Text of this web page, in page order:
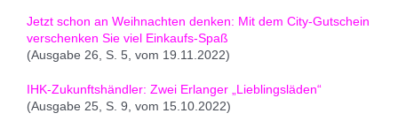
Jetzt schon an Weihnachten denken: Mit dem City-Gutschein
verschenken Sie viel Einkaufs-Spaß
(Ausgabe 26, S. 5, vom 19.11.2022)
IHK-Zukunftshändler: Zwei Erlanger „Lieblingsläden“
(Ausgabe 25, S. 9, vom 15.10.2022)